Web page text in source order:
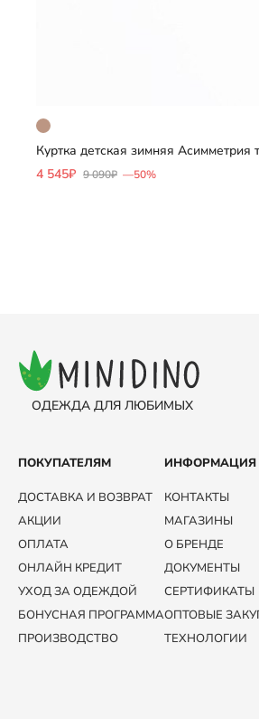
Куртка детская зимняя
4 545₽ 9 090₽ —50%
ОДЕЖДА ДЛЯ ЛЮБИМЫХ
ПОКУПАТЕЛЯМ
ДОСТАВКА И ВОЗВРАТ
АКЦИИ
ОПЛАТА
ОНЛАЙН КРЕДИТ
УХОД ЗА ОДЕЖДОЙ
БОНУСНАЯ ПРОГРАММА
ПРОИЗВОДСТВО
ИНФОРМАЦИЯ
КОНТАКТЫ
МАГАЗИНЫ
О БРЕНДЕ
ДОКУМЕНТЫ
СЕРТИФИКАТЫ
ОПТОВЫЕ
ТЕХНОЛОГИИ